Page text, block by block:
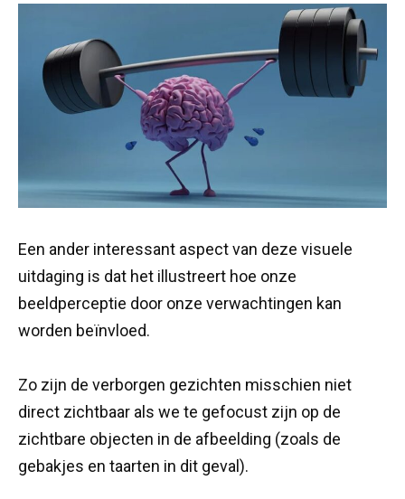
Een ander interessant aspect van deze visuele
uitdaging is dat het illustreert hoe onze
beeldperceptie door onze verwachtingen kan
worden beïnvloed.
Zo zijn de verborgen gezichten misschien niet
direct zichtbaar als we te gefocust zijn op de
zichtbare objecten in de afbeelding (zoals de
gebakjes en taarten in dit geval).